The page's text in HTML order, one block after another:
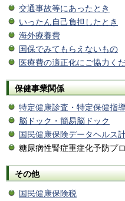
交通事故等にあったとき
いったん自己負担したとき
海外療養費
国保でみてもらえないもの
医療費の適正化にご協力く
保健事業関係
特定健康診査・特定保健指
脳ドック・簡易脳ドック
国民健康保険データヘルス
糖尿病性腎症重症化予防プ
その他
国民健康保険税